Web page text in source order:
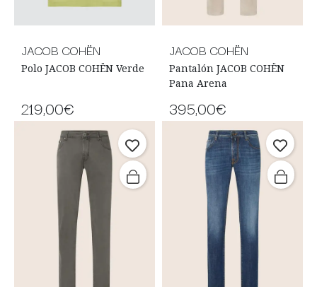
JACOB COHËN
Polo JACOB COHËN Verde
219,00€
JACOB COHËN
Pantalón JACOB COHËN
Pana Arena
395,00€